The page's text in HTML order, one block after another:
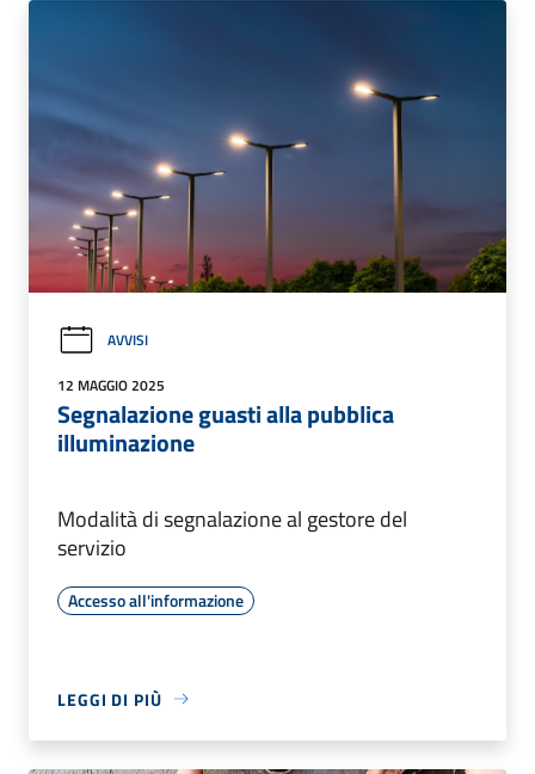
AVVISI
12 MAGGIO 2025
Segnalazione guasti alla pubblica
illuminazione
Modalità di segnalazione al gestore del
servizio
Accesso all'informazione
LEGGI DI PIÙ